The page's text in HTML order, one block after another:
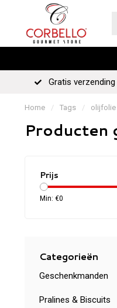
Gratis
Home / Tags / olijfolie
Producten
Prijs
Min: €0
Categorieën
Geschenkmanden
Pralines & Biscuits